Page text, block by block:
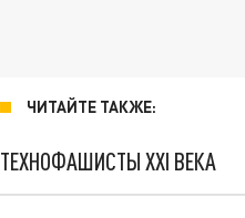
ЧИТАЙТЕ ТАКЖЕ:
ТЕХНОФАШИСТЫ XXI ВЕКА